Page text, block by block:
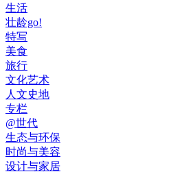
生活
壮龄go!
特写
美食
旅行
文化艺术
人文史地
专栏
@世代
生态与环保
时尚与美容
设计与家居